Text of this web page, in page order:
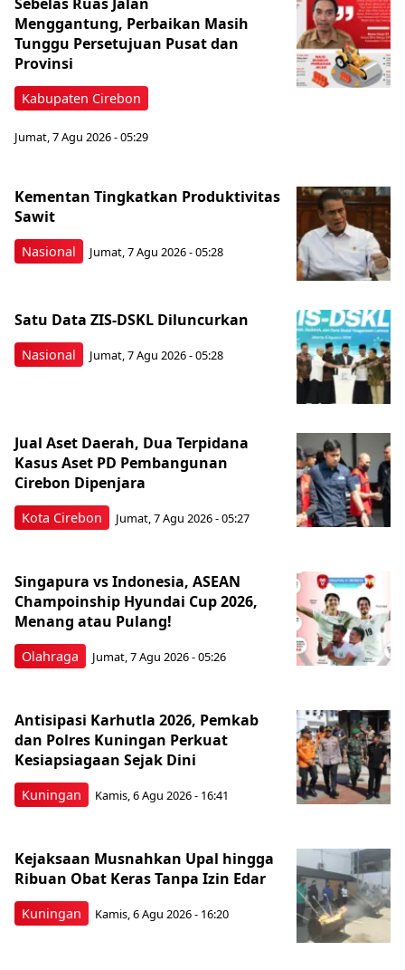
Kabupaten Cirebon
Menggantung, Perbaikan Masih
Tunggu Persetujuan Pusat dan
Provinsi
Jumat, 7 Agu 2026 - 05:29
Nasional
Kementan Tingkatkan Produktivitas
Sawit
Jumat, 7 Agu 2026 - 05:28
Nasional
Satu Data ZIS-DSKL Diluncurkan
Jumat, 7 Agu 2026 - 05:28
Kota Cirebon
Jual Aset Daerah, Dua Terpidana
Kasus Aset PD Pembangunan
Cirebon Dipenjara
Jumat, 7 Agu 2026 - 05:27
Olahraga
Singapura vs Indonesia, ASEAN
Champoinship Hyundai Cup 2026,
Menang atau Pulang!
Jumat, 7 Agu 2026 - 05:26
Kuningan
Antisipasi Karhutla 2026, Pemkab
dan Polres Kuningan Perkuat
Kesiapsiagaan Sejak Dini
Kamis, 6 Agu 2026 - 16:41
Kuningan
Kejaksaan Musnahkan Upal hingga
Ribuan Obat Keras Tanpa Izin Edar
Kamis, 6 Agu 2026 - 16:20